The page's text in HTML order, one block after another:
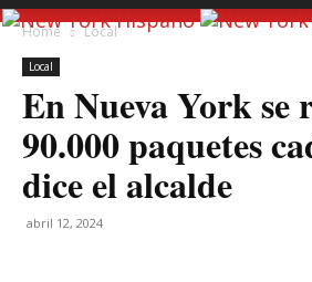
Home Local
Local
En Nueva York se
90.000 paquetes
dice el alcalde
abril 12, 2024